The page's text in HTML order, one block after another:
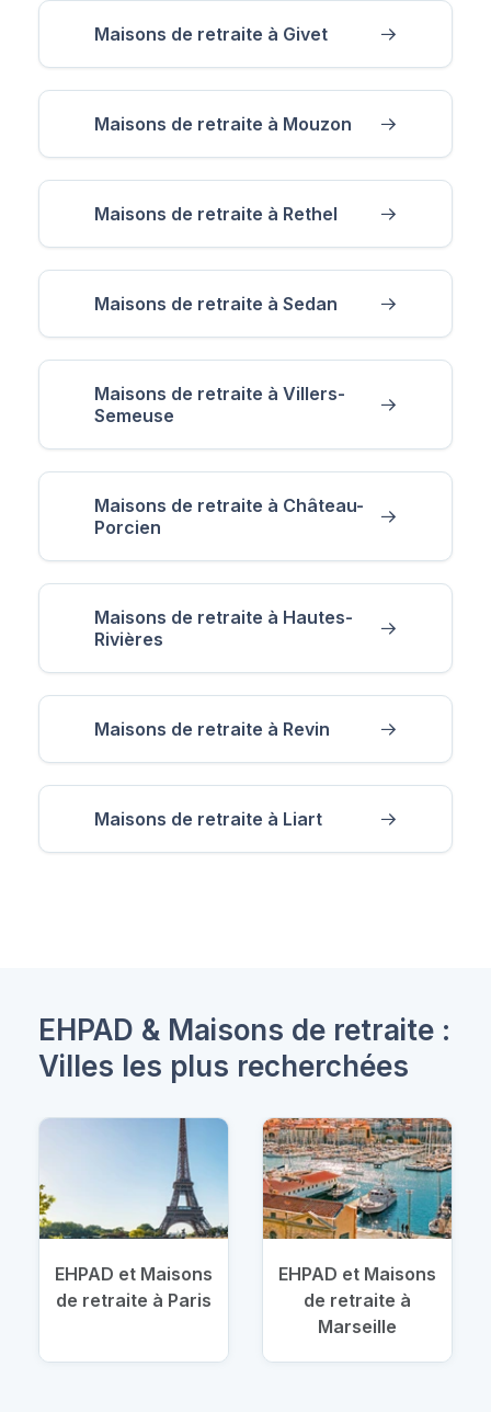
Maisons de retraite à Givet
Maisons de retraite à Mouzon
Maisons de retraite à Rethel
Maisons de retraite à Sedan
Maisons de retraite à Villers-
Semeuse
Maisons de retraite à Château-
Porcien
Maisons de retraite à Hautes-
Rivières
Maisons de retraite à Revin
Maisons de retraite à Liart
EHPAD & Maisons de retraite :
Villes les plus recherchées
EHPAD et Maisons
de retraite à Paris
EHPAD et Maisons
de retraite à
Marseille